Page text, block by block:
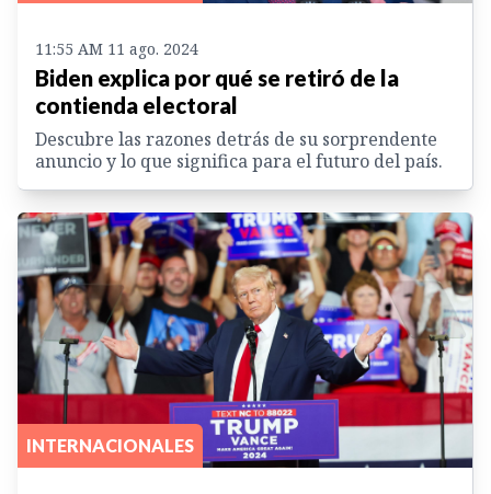
11:55 AM 11 ago. 2024
Biden explica por qué se retiró de la
contienda electoral
Descubre las razones detrás de su sorprendente
anuncio y lo que significa para el futuro del país.
INTERNACIONALES